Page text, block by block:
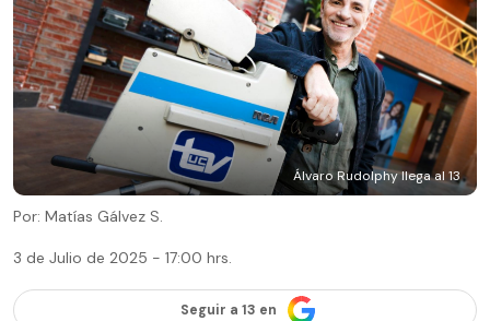
Álvaro Rudolphy llega al 13
Por: Matías Gálvez S.
3 de Julio de 2025 - 17:00 hrs.
Seguir a 13 en